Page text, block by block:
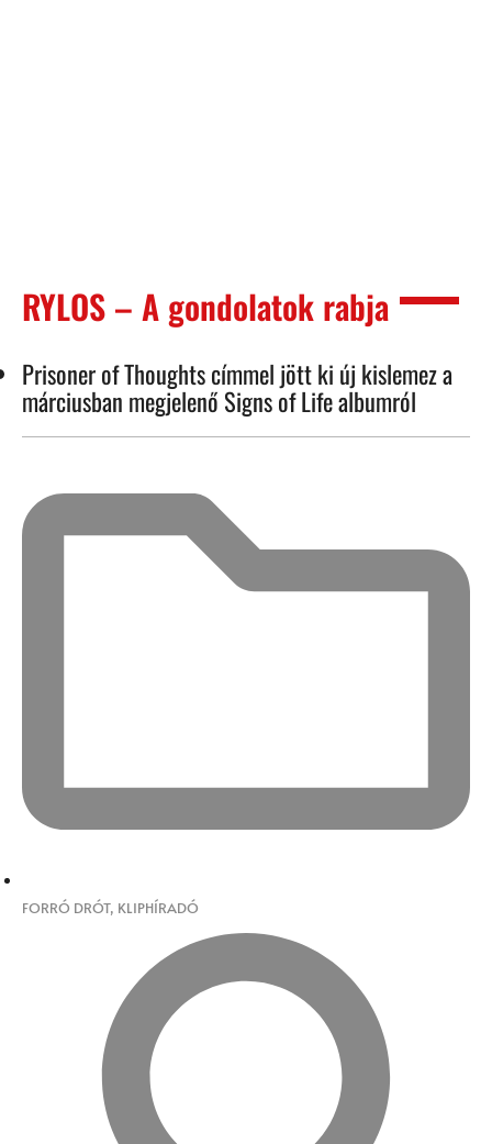
RYLOS – A gondolatok rabja
Prisoner of Thoughts címmel jött ki új kislemez a
márciusban megjelenő Signs of Life albumról
FORRÓ DRÓT, KLIPHÍRADÓ